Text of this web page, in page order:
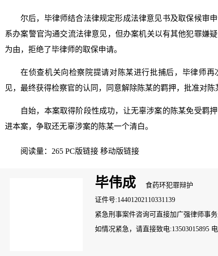
尔后，毕律师结合法律规定形成法律意见书及取保候审
系办案警官沟通交流法律意见，但办案机关以有其他犯罪嫌
为由，拒绝了毕律师的取保申请。
在侦查机关向检察院提请对陈某进行批捕后，毕律师
见，最终获得检察官的认同，同意解除陈某的羁押，批准对陈
自始，本案取得阶段性成功，让无辜涉案的陈某免受羁
进本案，争取还无辜涉案的陈某一个清白。
阅读量：265 PC版链接 移动版链接
毕伟成
食药环犯罪辩护
证件号:14401202110331139
紧急刑事案件咨询可直接加广强律师事
如情况紧急，请直接致电:13503015895